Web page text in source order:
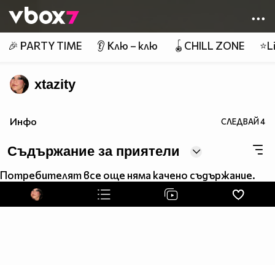
👾
🎉 PARTY TIME 👂 Клю – клю 🪀CHILL ZONE
xtazity
Инфо СЛЕДВАЙ4
Съдържание за приятели
Потребителят все още няма качено съдържание.